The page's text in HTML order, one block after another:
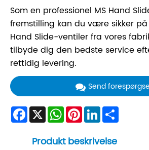
Som en professionel MS Hand
fremstilling kan du være sikker på
Hand Slide-ventiler fra vores
tilbyde dig den bedste service
rettidig levering.
Send
Facebook
X WhatsApp
Pinterest
LinkedIn
Produkt beskrivelse